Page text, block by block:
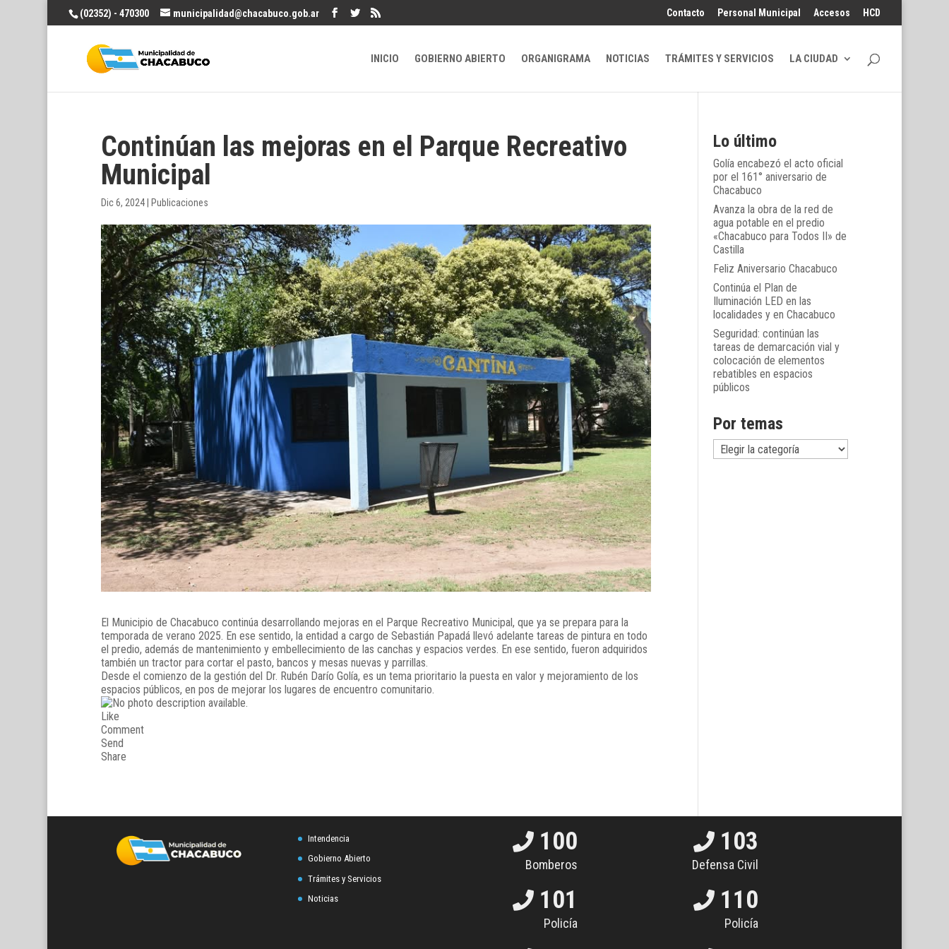
(02352) - 470300 municipalidad@chacabuco.gob.ar Contacto Personal Municipal Accesos HCD
INICIO GOBIERNO ABIERTO ORGANIGRAMA NOTICIAS TRÁMITES Y SERVICIOS LA CIUDAD
Continúan las mejoras en el Parque Recreativo
Municipal
Dic 6, 2024| Publicaciones
El Municipio de Chacabuco continúa desarrollando mejoras en el Parque Recreativo Municipal, que ya se prepara para la
temporada de verano 2025. En ese sentido, la entidad a cargo de Sebastián Papadá llevó adelante tareas de pintura en todo
el predio, además de mantenimiento y embellecimiento de las canchas y espacios verdes. En ese sentido, fueron adquiridos
también un tractor para cortar el pasto, bancos y mesas nuevas y parrillas.
Desde el comienzo de la gestión del Dr. Rubén Darío Golía, es un tema prioritario la puesta en valor y mejoramiento de los
espacios públicos, en pos de mejorar los lugares de encuentro comunitario.
Like
Comment
Send
Share
Lo último
Golía encabezó el acto oficial
por el 161° aniversario de
Chacabuco
Avanza la obra de la red de
agua potable en el predio
«Chacabuco para Todos II» de
Castilla
Feliz Aniversario Chacabuco
Continúa el Plan de
Iluminación LED en las
localidades y en Chacabuco
Seguridad: continúan las
tareas de demarcación vial y
colocación de elementos
rebatibles en espacios
públicos
Por temas
Por
temas
Intendencia
Gobierno Abierto
Trámites y Servicios
Noticias
100
Bomberos
101
Policía
103
Defensa Civil
110
Policía